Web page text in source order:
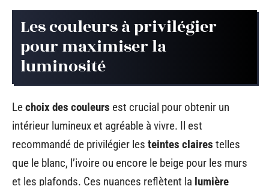
Les couleurs à privilégier
pour maximiser la
luminosité
Lechoix des couleurs est crucial pour obtenir un
intérieur lumineux et agréable à vivre. Il est
recommandé de privilégier les teintes claires telles
que le blanc, l’ivoire ou encore le beige pour les murs
et les plafonds. Ces nuances reflètent la lumière